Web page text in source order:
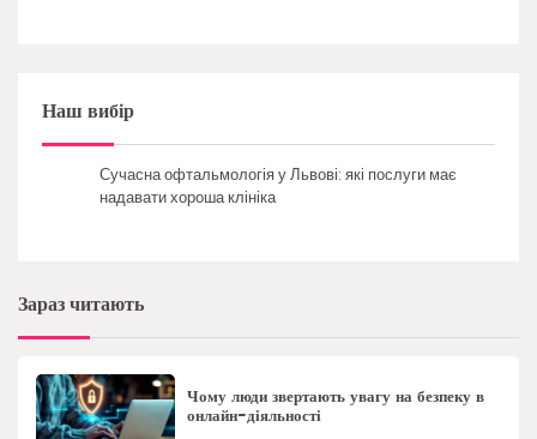
Наш вибір
Сучасна офтальмологія у Львові: які послуги має
надавати хороша клініка
Зараз читають
Чому люди звертають увагу на безпеку в
онлайн-діяльності